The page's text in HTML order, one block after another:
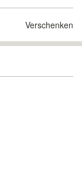
Verschenken